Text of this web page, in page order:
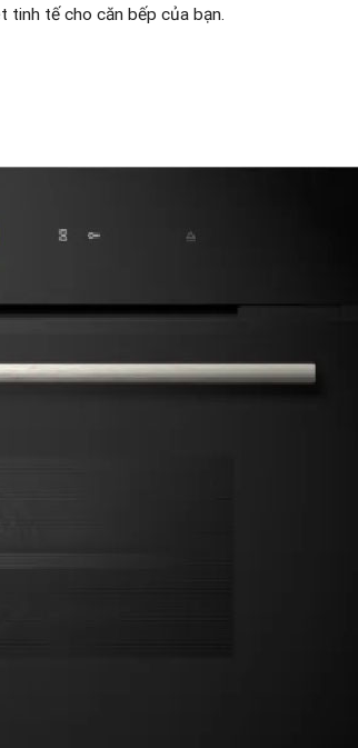
tinh tế cho căn bếp của bạn.